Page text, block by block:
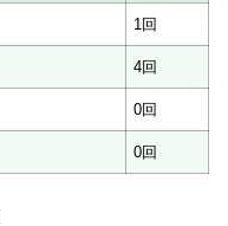
1回
4回
0回
0回